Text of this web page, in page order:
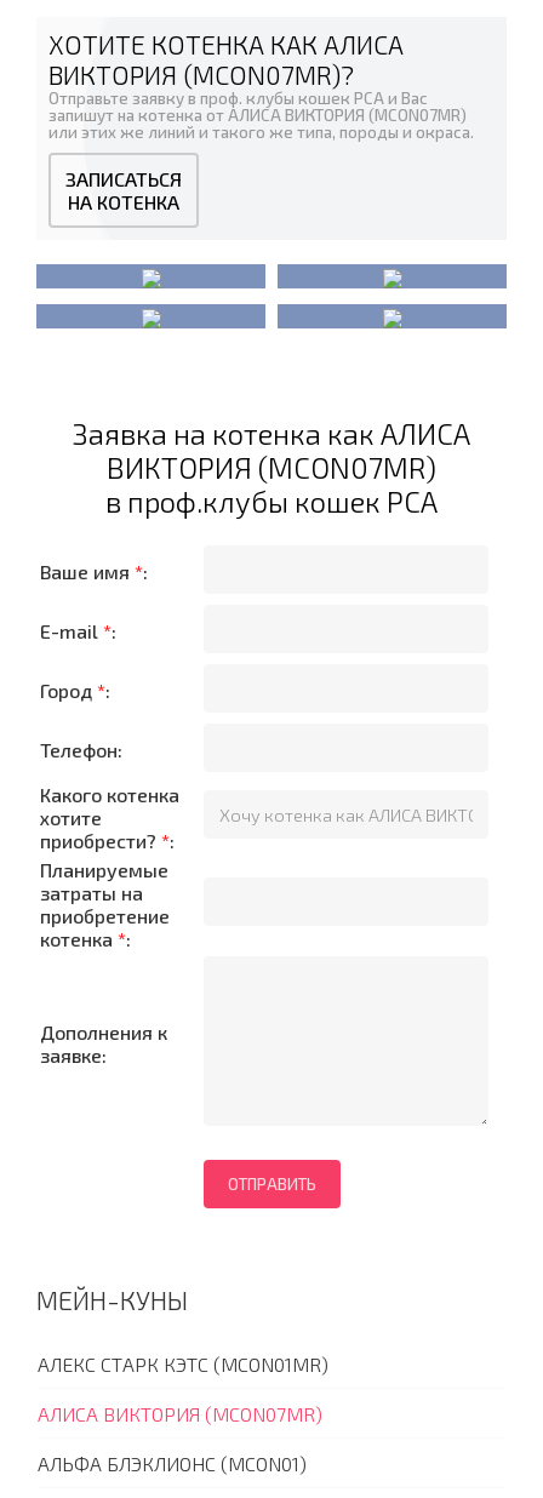
ХОТИТЕ КОТЕНКА КАК АЛИСА
ВИКТОРИЯ (MCON07MR)?
Отправьте заявку в проф. клубы кошек PCA и Вас
запишут на котенка от АЛИСА ВИКТОРИЯ (MCON07MR)
или этих же линий и такого же типа, породы и окраса.
ЗАПИСАТЬСЯ
НА КОТЕНКА
Заявка на котенка как АЛИСА
ВИКТОРИЯ (MCON07MR)
в проф.клубы кошек PCA
Ваше имя *:
E-mail *:
Город *:
Телефон:
Какого котенка
хотите
приобрести? *:
Планируемые
затраты на
приобретение
котенка *:
Дополнения к
заявке:
МЕЙН-КУНЫ
АЛЕКС СТАРК КЭТС (MCON01MR)
АЛИСА ВИКТОРИЯ (MCON07MR)
АЛЬФА БЛЭКЛИОНС (MCON01)